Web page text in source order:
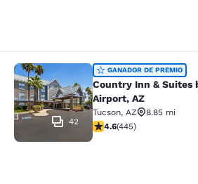
Country Inn & Suites
42
GANADOR DE PREMIO
Country Inn & Suites
Airport, AZ
Tucson, AZ
8.85 mi
calificación de 4.64
4.6(445)